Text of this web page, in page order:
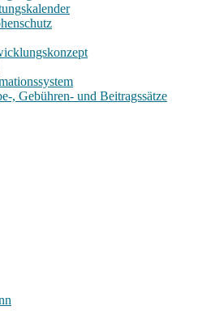
, Gebühren- und Beitragssätze